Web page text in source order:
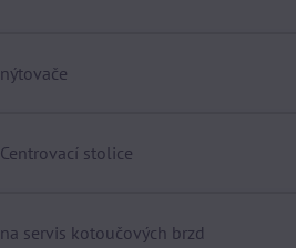
nýtovače
Centrovací stolice
na servis kotoučových brzd